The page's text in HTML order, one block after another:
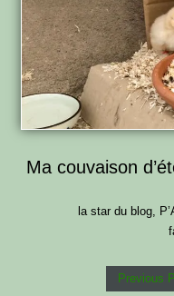
Ma couvaison
la star du blog,
Previous